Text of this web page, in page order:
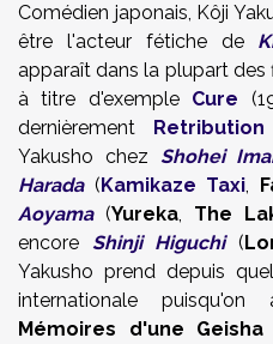
Comédien japonais, Kôji
être l'acteur fétiche de
apparaît dans la plupart des
à titre d'exemple Cure
dernièrement Retribution
Yakusho chez Shohei
Harada(Kamikaze Taxi,
Aoyama(Yureka, The
encore Shinji Higuchi(
Yakusho prend depuis
internationale
Mémoires d'une Geisha